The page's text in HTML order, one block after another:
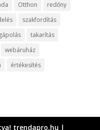
Otthon
redőny
szakfordítás
takarítás
webáruház
értékesítés
trendapro.hu |